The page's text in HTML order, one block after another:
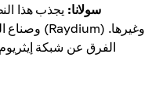
سولانا: يجذب هذا
الفرق عن شبكة